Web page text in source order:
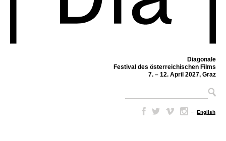
Diagonale
Festival des österreichischen Films
7. – 12. April 2027, Graz
– English